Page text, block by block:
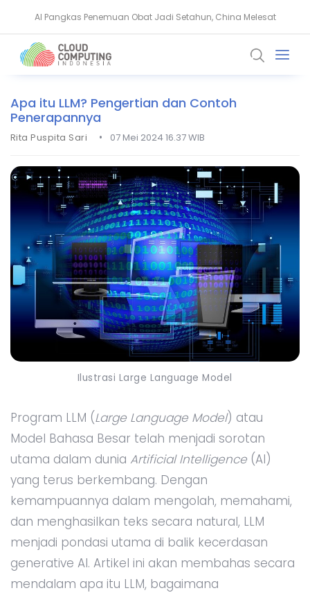
AI Pangkas Penemuan Obat Jadi Setahun, China Melesat
BeyondTrust Ungkap Bahaya Privileged Access bagi Perusahaan
Apa itu LLM? Pengertian dan Contoh
Penerapannya
Rita Puspita Sari • 07 Mei 2024 16.37 WIB
Ilustrasi Large Language Model
Program LLM (Large Language Model) atau
Model Bahasa Besar telah menjadi sorotan
utama dalam dunia Artificial Intelligence (AI)
yang terus berkembang. Dengan
kemampuannya dalam mengolah, memahami,
dan menghasilkan teks secara natural, LLM
menjadi pondasi utama di balik kecerdasan
generative AI. Artikel ini akan membahas secara
mendalam apa itu LLM, bagaimana